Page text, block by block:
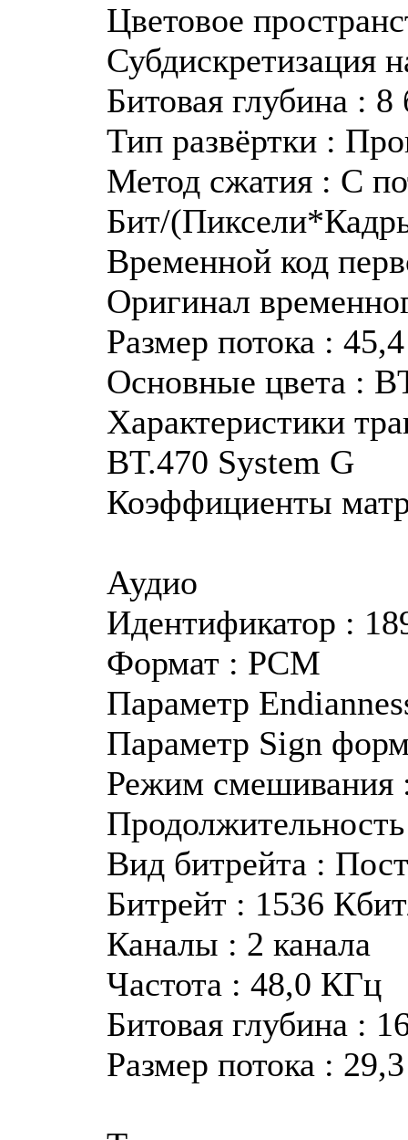
Цветовое
Субдискретизация
Битовая глубина : 8
Тип развёртки :
Метод сжатия : С
Бит/
Временной код
Оригинал
Размер потока :
Основные цвета :
Характеристики
BT.470 System G
Коэффициенты
Аудио
Идентификатор :
Формат : PCM
Параметр
Параметр Sign
Режим смешивания
Вид битрейта :
Битрейт : 1536
Каналы : 2 канала
Частота : 48,0 КГц
Битовая глубина :
Размер потока :